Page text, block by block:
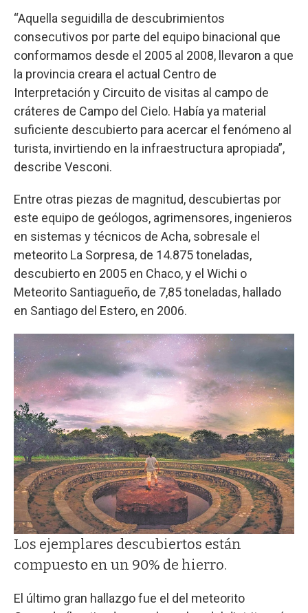
“Aquella seguidilla de descubrimientos
consecutivos por parte del equipo binacional que
conformamos desde el 2005 al 2008, llevaron a que
la provincia creara el actual Centro de
Interpretación y Circuito de visitas al campo de
cráteres de Campo del Cielo. Había ya material
suficiente descubierto para acercar el fenómeno al
turista, invirtiendo en la infraestructura apropiada”,
describe Vesconi.
Entre otras piezas de magnitud, descubiertas por
este equipo de geólogos, agrimensores, ingenieros
en sistemas y técnicos de Acha, sobresale el
meteorito La Sorpresa, de 14.875 toneladas,
descubierto en 2005 en Chaco, y el Wichi o
Meteorito Santiagueño, de 7,85 toneladas, hallado
en Santiago del Estero, en 2006.
Los ejemplares descubiertos están
compuesto en un 90% de hierro.
El último gran hallazgo fue el del meteorito